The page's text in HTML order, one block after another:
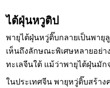
ไต้ฝุ่นหวูติป
พายุไต้ฝุ่นหวู่ติ๊บกลายเป็นพา
เห็นถึงลักษณะพิเศษหลายอย่
ทะเลจีนใต้ แม้ว่าพายุไต้ฝุ่นมั
ในประเทศจีน พายุหวู่ติ๊บสร้าง